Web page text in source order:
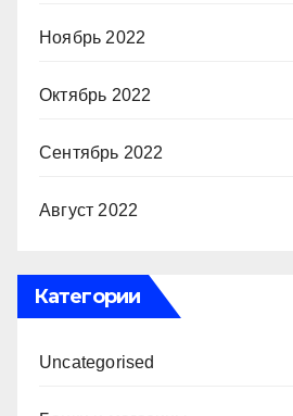
Ноябрь 2022
Октябрь 2022
Сентябрь 2022
Август 2022
Категории
Uncategorised